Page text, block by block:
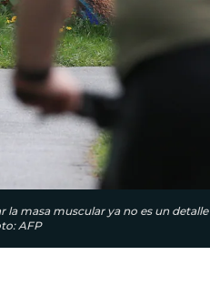
la masa muscular ya no es un
AFP